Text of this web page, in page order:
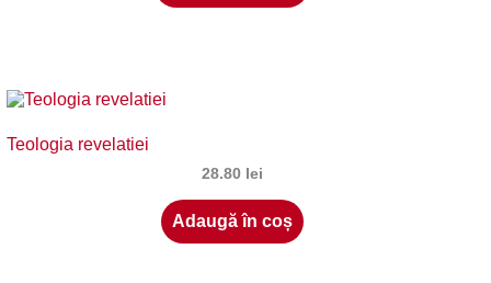
Teologia revelatiei
28.80 lei
Adaugă în coș